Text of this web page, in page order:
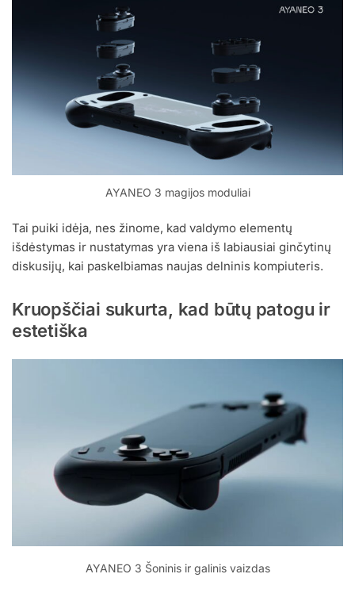
AYANEO 3 magijos moduliai
Tai puiki idėja, nes žinome, kad valdymo elementų
išdėstymas ir nustatymas yra viena iš labiausiai ginčytinų
diskusijų, kai paskelbiamas naujas delninis kompiuteris.
Kruopščiai sukurta, kad būtų patogu ir
estetiška
AYANEO 3 Šoninis ir galinis vaizdas